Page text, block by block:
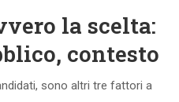
la scelta:
contesto
sono altri tre fattori a